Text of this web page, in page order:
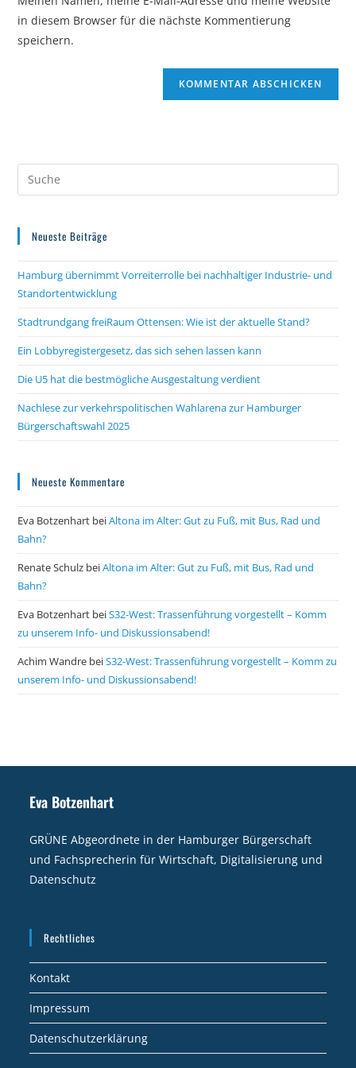
zum
Kommentieren
ein
(optional)
in diesem Browser für die nächste Kommentierung
speichern.
Neueste Beiträge
Hamburg übernimmt Vorreiterrolle bei nachhaltiger Industrie- und
Standortentwicklung
Stadtrundgang freiRaum Ottensen: Wie ist der aktuelle Stand?
Ein Lobbyregistergesetz, das sich sehen lassen kann
Die U5 hat die bestmögliche Ausgestaltung verdient
Nachlese zur verkehrspolitischen Wahlarena zur Hamburger
Bürgerschaftswahl 2025
Neueste Kommentare
Eva Botzenhart beiAltona im Alter: Gut zu Fuß, mit Bus, Rad und
Bahn?
Renate Schulz beiAltona im Alter: Gut zu Fuß, mit Bus, Rad und
Bahn?
Eva Botzenhart beiS32-West: Trassenführung vorgestellt – Komm
zu unserem Info- und Diskussionsabend!
Achim Wandre beiS32-West: Trassenführung vorgestellt – Komm zu
unserem Info- und Diskussionsabend!
Eva Botzenhart
GRÜNE Abgeordnete in der Hamburger Bürgerschaft
und Fachsprecherin für Wirtschaft, Digitalisierung und
Datenschutz
Rechtliches
Kontakt
Impressum
Datenschutzerklärung